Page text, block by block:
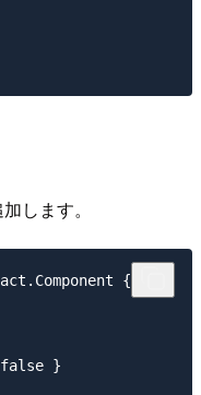
します。
{
}